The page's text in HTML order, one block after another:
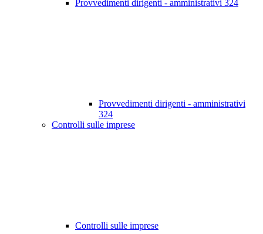
Provvedimenti dirigenti - amministrativi 324
Provvedimenti dirigenti - amministrativi
324
Controlli sulle imprese
Controlli sulle imprese